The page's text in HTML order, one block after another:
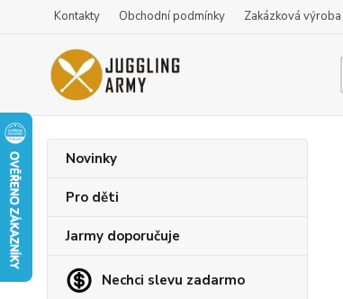
Kontakty Obchodní podmínky Zakázková výroba
Novinky
Pro děti
Jarmy doporučuje
Nechci slevu zadarmo